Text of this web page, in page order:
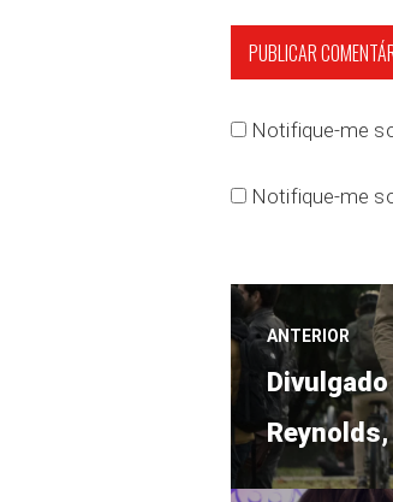
Notifique-me
Notifique-me
de
Post
ANTERIOR
Post
anterior: